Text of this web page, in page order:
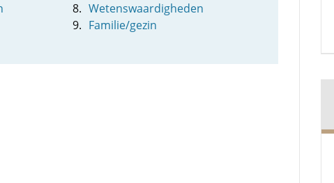
Wetenswaardigheden
Familie/gezin